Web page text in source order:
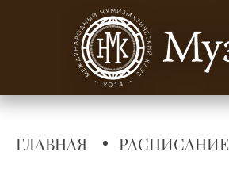
ГЛАВНАЯ РАСПИСАНИЕ